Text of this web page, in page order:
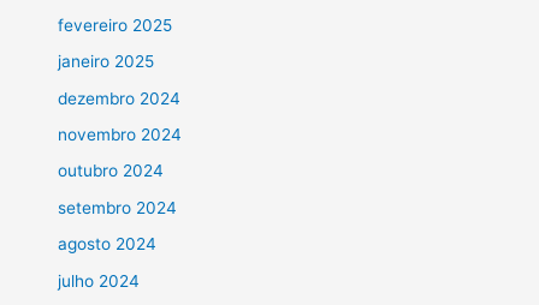
fevereiro 2025
janeiro 2025
dezembro 2024
novembro 2024
outubro 2024
setembro 2024
agosto 2024
julho 2024